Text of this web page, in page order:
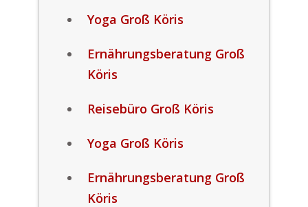
Yoga Groß Köris
Ernährungsberatung Groß
Köris
Reisebüro Groß Köris
Yoga Groß Köris
Ernährungsberatung Groß
Köris